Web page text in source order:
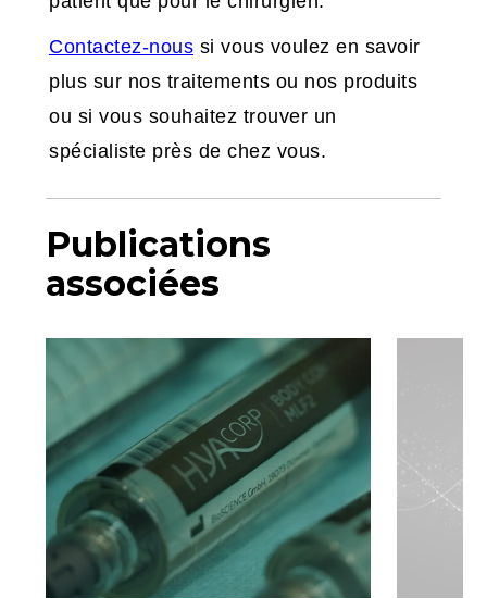
Contactez-nous si vous voulez en savoir
plus sur nos traitements ou nos produits
ou si vous souhaitez trouver un
spécialiste près de chez vous.
Publications
associées